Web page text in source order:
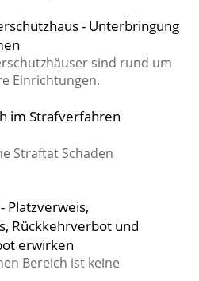
- Unterbringung
sind rund um
Einrichtungen.
im Strafverfahren
Straftat Schaden
Platzverweis,
Rückkehrverbot und
erwirken
Bereich ist keine